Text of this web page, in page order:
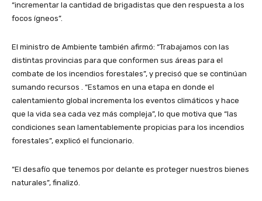
“incrementar la cantidad de brigadistas que den respuesta a los
focos ígneos”.
El ministro de Ambiente también afirmó: “Trabajamos con las
distintas provincias para que conformen sus áreas para el
combate de los incendios forestales”, y precisó que se continúan
sumando recursos . “Estamos en una etapa en donde el
calentamiento global incrementa los eventos climáticos y hace
que la vida sea cada vez más compleja”, lo que motiva que “las
condiciones sean lamentablemente propicias para los incendios
forestales”, explicó el funcionario.
“El desafío que tenemos por delante es proteger nuestros bienes
naturales”, finalizó.